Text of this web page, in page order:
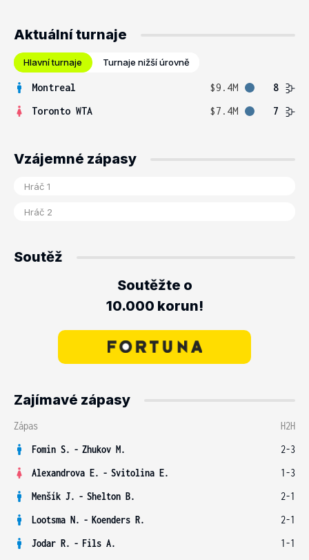
Aktuální turnaje
Hlavní turnaje Turnaje nižší úrovně
Montreal $9.4M
8
Toronto WTA
$7.4M 7
Vzájemné zápasy
Soutěž
Soutěžte o
10.000 korun!
Zajímavé zápasy
Zápas
H2H
Fomin S. - Zhukov M.
2-3
Alexandrova E. - Svitolina E.
1-3
Menšík J. - Shelton B.
2-1
Lootsma N. - Koenders R.
2-1
Jodar R. - Fils A.
1-1